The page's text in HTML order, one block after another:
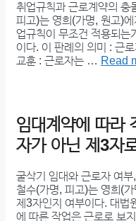
취업규칙과 근로계약의
피고)는 영희(가명, 원고)
업규칙이 무조건 적용되는
이다. 이 판례의 의미 : 근
교훈 : 근로자는 … Read
임대계약에 따라
자가 아닌 제3자
굴삭기 임대와 근로자 여
철수(가명, 피고)는 영희(
제3자인지 여부이다. 대법
에 따른 작업은 근로로 보